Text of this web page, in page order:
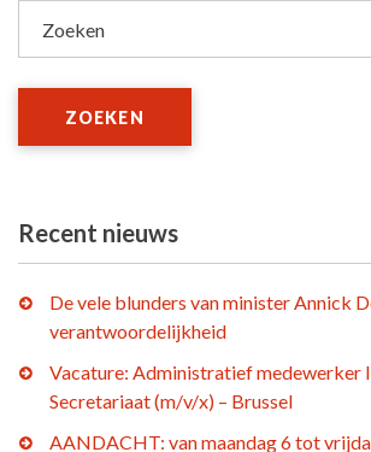
Zoeken
ZOEKEN
Recent nieuws
De vele blunders van minister Annick
verantwoordelijkheid
Vacature: Administratief medewerker
Secretariaat (m/v/x) – Brussel
AANDACHT: van maandag 6 tot